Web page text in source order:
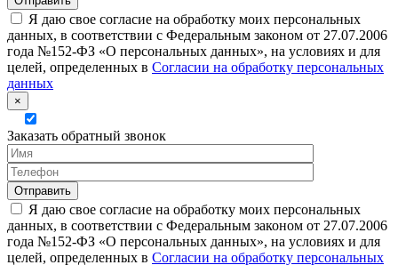
Я даю свое согласие на обработку моих персональных
данных, в соответствии с Федеральным законом от 27.07.2006
года №152-ФЗ «О персональных данных», на условиях и для
целей, определенных в Согласии на обработку персональных
данных
×
Заказать обратный звонок
Я даю свое согласие на обработку моих персональных
данных, в соответствии с Федеральным законом от 27.07.2006
года №152-ФЗ «О персональных данных», на условиях и для
целей, определенных в Согласии на обработку персональных